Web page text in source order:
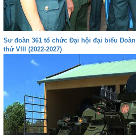
Sư đoàn 361 tổ chức Đại hội đại biểu
thứ VIII (2022-2027)